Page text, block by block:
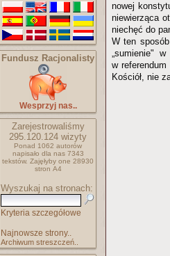
Fundusz Racjonalisty
Wesprzyj nas..
Zarejestrowaliśmy
295.120.124 wizyty
Ponad 1062 autorów
napisało dla nas 7343
tekstów. Zajęłyby one 28930
stron A4
Wyszukaj na stronach:
Kryteria szczegółowe
Najnowsze strony..
Archiwum streszczeń..
nowej
niewierząca
niechęć do
W ten
„sumienie"
w
Kościół, nie